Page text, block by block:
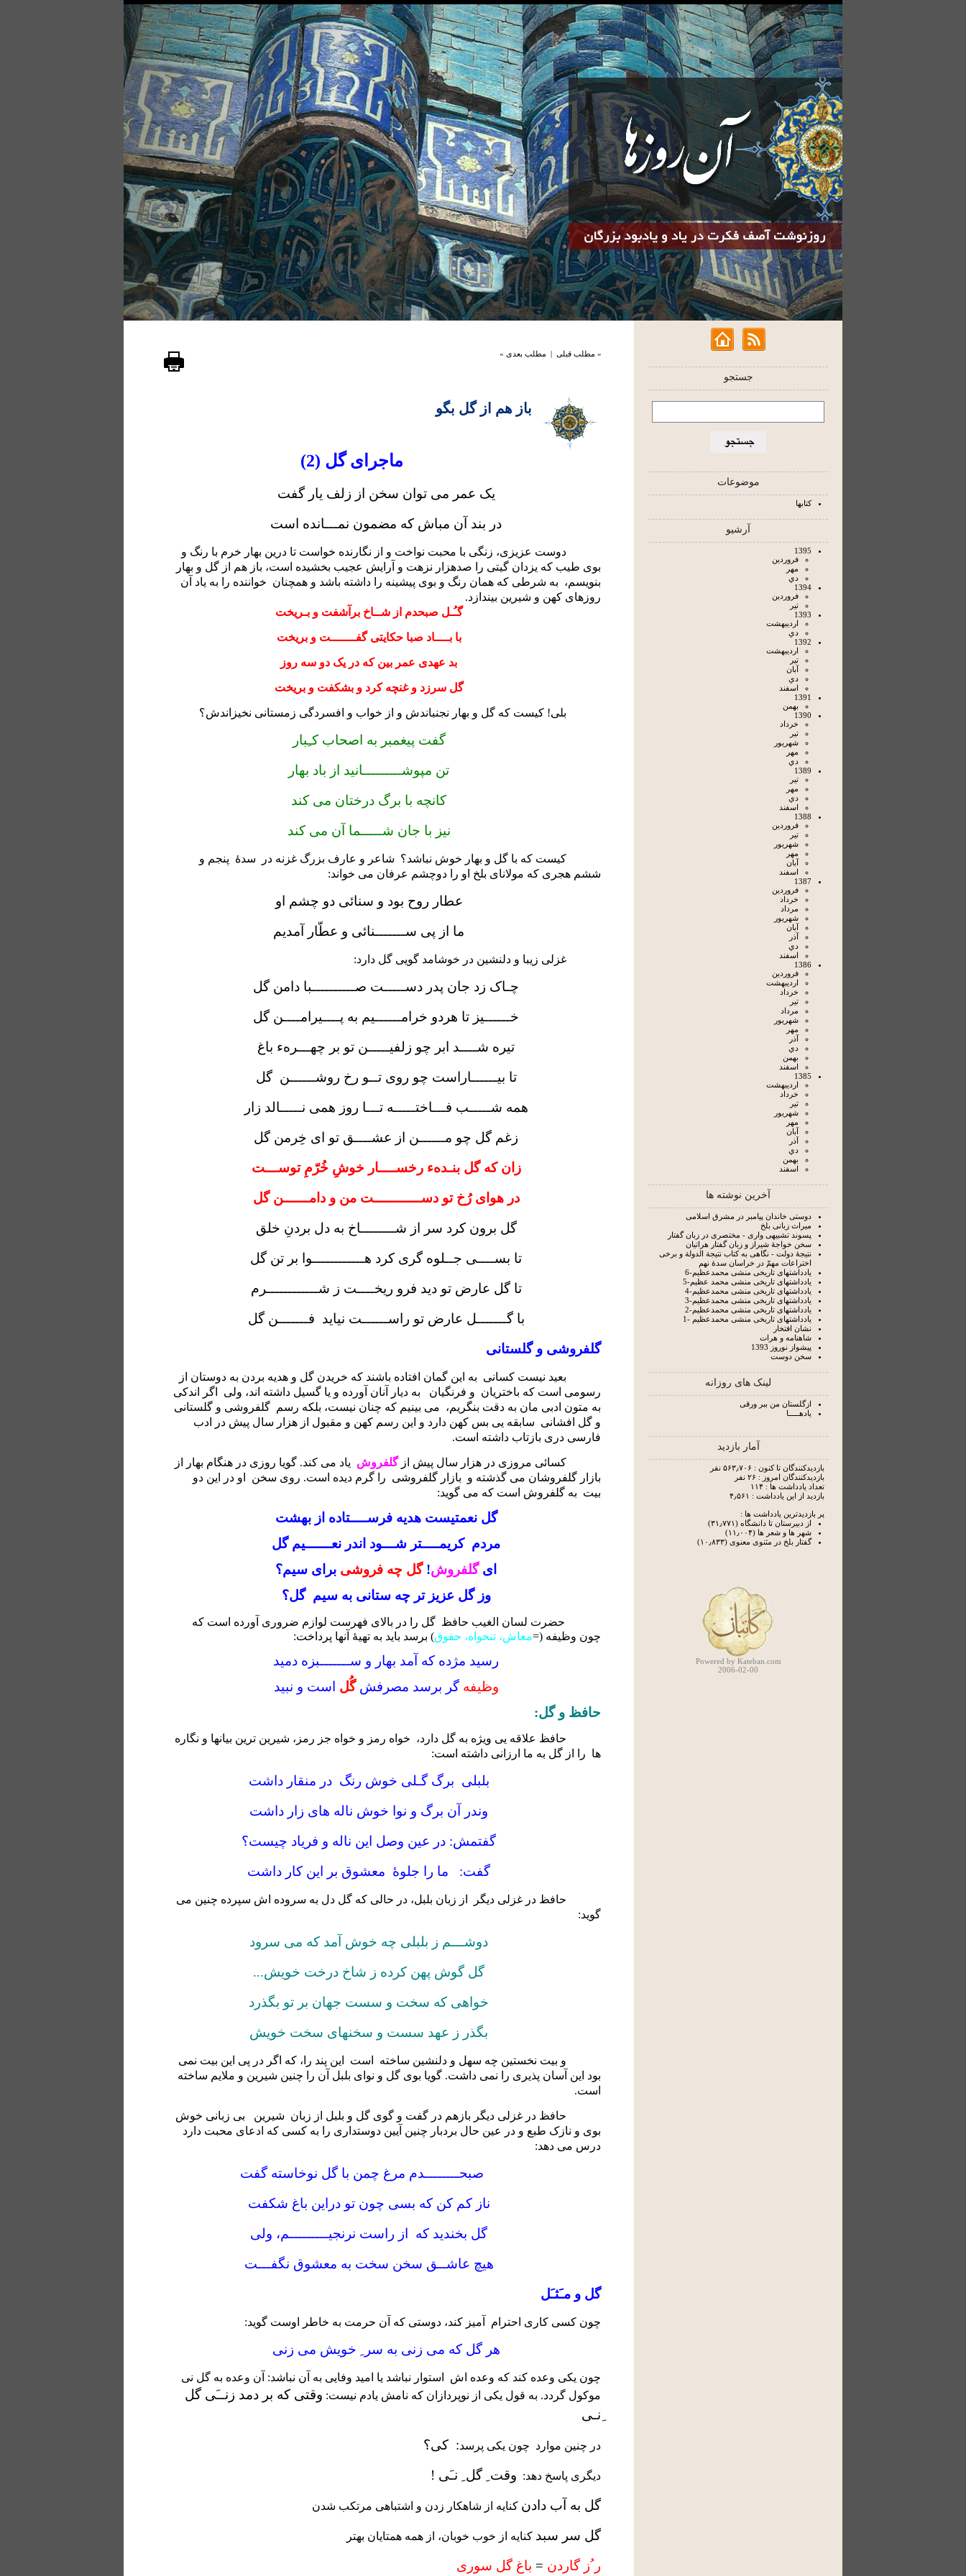
جستجو
موضوعات
کتابها
آرشیو
1395
فروردين
مهر
دي
1394
فروردين
تير
1393
ارديبهشت
دي
1392
ارديبهشت
تير
آبان
دي
اسفند
1391
بهمن
1390
خرداد
تير
شهريور
مهر
دي
1389
تير
مهر
دي
اسفند
1388
فروردين
تير
شهريور
مهر
آبان
اسفند
1387
فروردين
خرداد
مرداد
شهريور
آبان
آذر
دي
اسفند
1386
فروردين
ارديبهشت
خرداد
تير
مرداد
شهريور
مهر
آذر
دي
بهمن
اسفند
1385
ارديبهشت
خرداد
تير
شهريور
مهر
آبان
آذر
دي
بهمن
اسفند
آخرین نوشته ها
دوستی خاندان پیامبر در مشرق اسلامی
میراث زبانی بلخ
پسوند تشبیهی واری - مختصری در زبان گفتار
سخن خواجۀ شیراز و زبان گفتار هراتیان
نتيجۀ دولت - نگاهى به كتاب نتيجة الدولة و برخی
اختراعات مهمّ در خراسان سدۀ نهم
یادداشتهای تاریخی منشی محمدعظیم-6
یادداشتهای تاریخی منشی محمد عظیم-5
یادداشتهای تاریخی منشی محمدعظیم-4
یادداشتهای تاریخی منشی محمدعظیم-3
یادداشتهای تاریخی منشی محمدعظیم-2
یادداشتهای تاریخی منشی محمدعظیم -1
نشان افتخار
شاهنامه و هرات
پیشواز نوروز 1393
سخن دوست
لینک های روزانه
ازگلستان من ببر ورقی
یادهـــــا
آمار بازدید
بازدیدکنندگان تا کنون : ۵۶۳٫۷۰۶ نفر
بازدیدکنندگان امروز : ۲۶ نفر
تعداد یادداشت ها : ۱۱۴
بازدید از این یادداشت : ۴٫۵۶۱
پر بازدیدترین یادداشت ها :
از دبیرستان تا دانشگاه (۳۱٫۷۷۱)
شهر ها و شعر ها (۱۱٫۰۰۴)
گفتار بلخ در مثنوی معنوی (۱۰٫۸۳۳)
Powered by Kateban.com
2006-02-00
« مطلب قبلی | مطلب بعدی »
باز هم از گل بگو
ماجرای گل (2)
یک عمر می توان سخن از زلف یار گفت
در بند آن مباش که مضمون نمـــانده است
دوست عزیزی، زنگی با محبت نواخت و از نگارنده خواست تا درین بهار خرم با رنگ و
بوی طیب که یزدان گیتی را صدهزار نزهت و آرایش عجیب بخشیده است، باز هم از گل و بهار
بنویسم، به شرطی که همان رنگ و بوی پیشینه را داشته باشد و همچنان خواننده را به یاد آن
روزهای کهن و شیرین بیندازد.
گـُـل صبحدم از شــاخ برآشفت و بـریخت
با بــــاد صبا حکایتی گفـــــــت و بریخت
بد عهدی عمر بین که در یک دو سه روز
گل سرزد و غنچه کرد و بشکفت و بریخت
بلی! کیست که گل و بهار نجنباندش و از خواب و افسردگی زمستانی نخیزاندش؟
گفت پیغمبر به اصحاب کـِبار
تن مپوشـــــــــانید از باد بهار
کانچه با برگ درختان می کند
نیز با جان شـــــما آن می کند
کیست که با گل و بهار خوش نباشد؟ شاعر و عارف بزرگ غزنه در سدۀ پنجم و
ششم هجری که مولانای بلخ او را دوچشم عرفان می خواند:
عطار روح بود و سنائی دو چشم او
ما از پی ســـــــنائی و عطّار آمدیم
غزلی زیبا و دلنشین در خوشامد گویی گل دارد:
چـاک زد جان پدر دســـــت صــــــــــبا دامن گل
خــــــیز تا هردو خرامــــــیم به پــــیرامــــن گل
تیره شــــد ابر چو زلفیـــــن تو بر چهـــرهء باغ
تا بیــــــاراست چو روی تــو رخ روشــــــن گل
همه شـــــب فـــاختـــــه تـــا روز همی نـــــالد زار
زغم گل چو مــــــن از عشــــق تو ای خِرمن گل
زان که گل بنـدهء رخســــار خوشِ خُرّمِ توســـت
در هوای رُخ تو دســـــــــــت من و دامــــــن گل
گل برون کرد سر از شــــــــاخ به دل بردنِ خلق
تا بســــی جــلوه گری کرد هــــــــــــوا بر تن گل
تا گل عارض تو دید فرو ریخــــت ز شــــــــــــرم
با گـــــــل عارض تو راســــــت نیاید فـــــــن گل
گلفروشی و گلستانی
بعید نیست کسانی به این گمان افتاده باشند که خریدن گل و هدیه بردن به دوستان از
رسومی است که باختریان و فرنگیان به دیار آنان آورده و یا گسیل داشته اند، ولی
اگر اندکی
به متون ادبی مان به دقت بنگریم، می بینیم که چنان نیست، بلکه رسم
گلفروشی و گلستانی
و گل افشانی سابقه یی بس کهن دارد و این رسم کهن و مقبول از هزار سال پیش در ادب
فارسی دری بازتاب داشته است.
کسائی مروزی در هزار سال پیش ازگلفروش یاد می کند. گویا روزی در هنگام بهار از
بازار گلفروشان می گذشته و بازار گلفروشی را گرم دیده است. روی سخن
او در این دو
بیت به گلفروش است که می گوید:
گل نعمتیست هدیه فرســــتاده از بهشت
مردم کریمــــتر شـــود اندر نعــــــیم گل
ای گلفروش!گل چه فروشی برای سیم؟
وز گل عزیز تر چه ستانی به سیم گل؟
حضرت لسان الغیب حافظ گل را در بالای فهرست لوازم ضروری آورده است که
چون وظیفه (=معاش، تنخواه، حقوق) برسد باید به تهیۀ آنها پرداخت:
رسید مژده که آمد بهار و ســـــــبزه دمید
وظیفه گر برسد مصرفش گُل است و نبید
حافظ و گل:
حافظ علاقه یی ویژه به گل دارد، خواه رمز و خواه جز رمز، شیرین ترین بیانها و نگاره
ها را از گل به ما ارزانی داشته است:
بلبلی برگ گـلی خوش رنگ در منقار داشت
وندر آن برگ و نوا خوش ناله های زار داشت
گفتمش: در عین وصل این ناله و فریاد چیست؟
گفت:
ما را جلوۀ معشوق بر این کار داشت
حافظ در غزلی دیگر
از زبان بلبل، در حالی که گل دل به سروده اش سپرده چنین می
گوید:
دوشـــم ز بلبلی چه خوش آمد که می سرود
گل گوش پهن کرده ز شاخ درخت خویش...
خواهی که سخت و سست جهان بر تو بگذرد
بگذر ز عهد سست و سخنهای سخت خویش
و بیت نخستین چه سهل و دلنشین ساخته است
این پند را، که اگر در پی این بیت نمی
بود این آسان پذیری را نمی داشت. گویا بوی گل و نوای بلبل آن را چنین شیرین و ملایم ساخته
است.
حافظ در غزلی دیگر بازهم در گفت و گوی گل و بلبل از زبان شیرین
بی زبانی خوش
بوی و نازک طبع و در عین حال بردبار چنین آیین دوستداری را به کسی که ادعای محبت دارد
درس می دهد:
صبحــــــــدم مرغ چمن با گل نوخاسته گفت
ناز کم کن که بسی چون تو دراین باغ شکفت
گل بخندید که
از راست نرنجیـــــــــم، ولی
هیچ عاشــق سخن سخت به معشوق نگفـــت
گل و مـَثـَل
چون کسی کاری احترام آمیز کند، دوستی که آن حرمت به خاطر اوست گوید:
هر گل که می زنی به سر ِ خویش می زنی
چون یکی وعده کند که وعده اش
استوار نباشد یا امید وفایی به آن نباشد: آن وعده به گل نی
موکول گردد. به قول یکی از نوپردازان که نامش یادم نیست: وقتی که بر دمد زنــَی گل
ِنـی
در چنین موارد چون یکی پرسد: کی؟
دیگری پاسخ دهد: وقت ِ گل ِ نـَی !
گل به آب دادن کنایه از شاهکار زدن و اشتباهی مرتکب شدن
گل سر سبد کنایه از خوب خوبان، از همه همتایان بهتر
ر ُز گاردن = باغ گل سوری